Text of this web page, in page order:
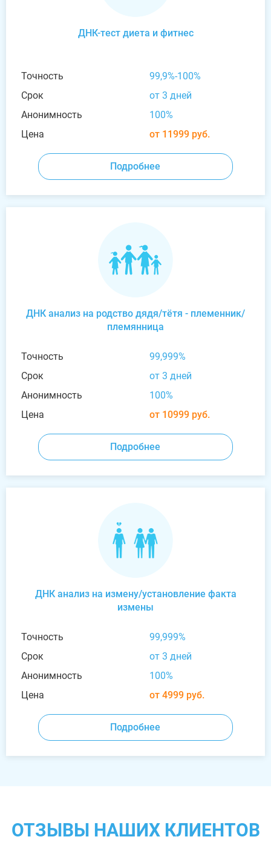
ДНК-тест диета и фитнес
Точность
99,9%-100%
Срок
от 3 дней
Анонимность
100%
Цена
от 11999 руб.
Подробнее
ДНК анализ на родство дядя/тётя - племенник/
племянница
Точность
99,999%
Срок
от 3 дней
Анонимность
100%
Цена
от 10999 руб.
Подробнее
ДНК анализ на измену/установление факта
измены
Точность
99,999%
Срок
от 3 дней
Анонимность
100%
Цена
от 4999 руб.
Подробнее
ОТЗЫВЫ НАШИХ КЛИЕНТОВ